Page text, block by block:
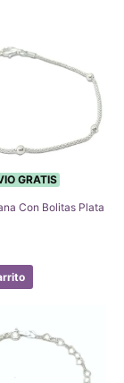
GRATIS
Con Bolitas Plata